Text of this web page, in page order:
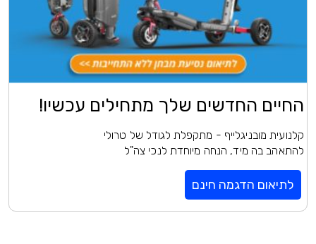
החיים החדשים שלך מתחילים עכשיו!
קלנועית מובניגלייף - מתקפלת לגודל של טרולי
להתאהב בה מיד, הנחה מיוחדת לנכי צה"ל
לתיאום הדגמה חינם